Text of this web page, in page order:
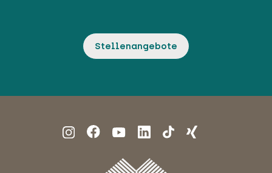
Stellenangebote